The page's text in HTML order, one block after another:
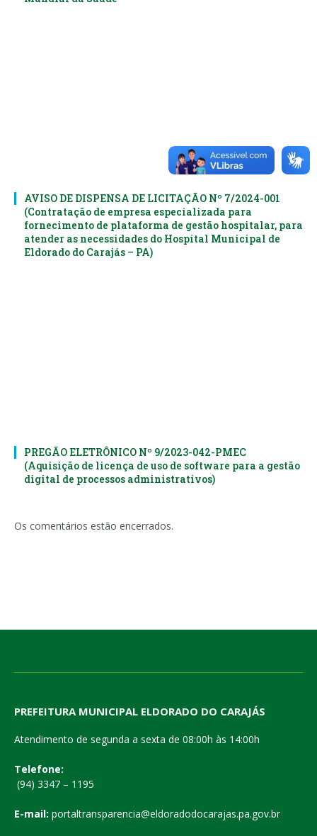
AVISO DE DISPENSA DE LICITAÇÃO Nº 7/2024-001
(Contratação de empresa especializada para
fornecimento de plataforma de gestão hospitalar, para
atender as necessidades do Hospital Municipal de
Eldorado do Carajás – PA)
PREGÃO ELETRÔNICO Nº 9/2023-042-PMEC
(Aquisição de licença de uso de software para a gestão
digital de processos administrativos)
Os comentários estão encerrados.
PREFEITURA MUNICIPAL ELDORADO DO CARAJÁS
Atendimento de segunda a sexta de 08:00h às 14:00h
Telefone:
(94) 3347 – 1195
E-mail: portaltransparencia@eldoradodocarajas.pa.gov.br